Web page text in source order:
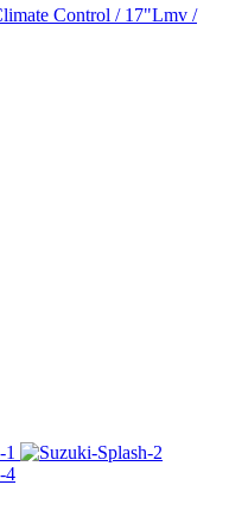
Control / 17"Lmv /